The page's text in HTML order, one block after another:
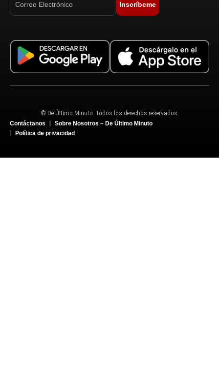
Inscríbeme
© De Último Minuto. Todos los derechos reservados.
Contáctanos
Sobre Nosotros – De Último Minuto
Política de privacidad